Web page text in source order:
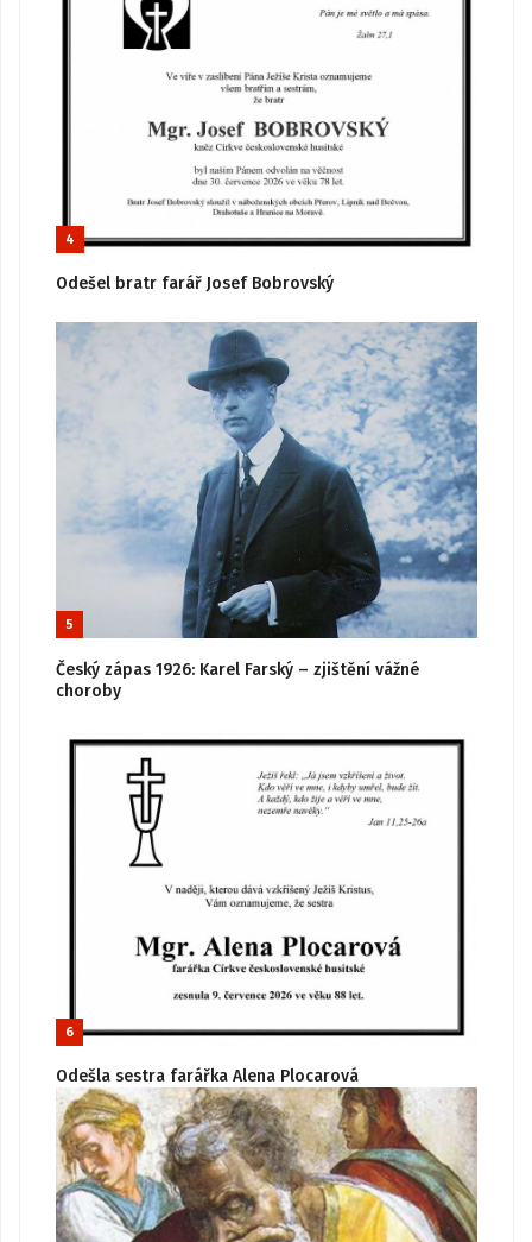
4
Odešel bratr farář Josef Bobrovský
5
Český zápas 1926: Karel Farský – zjištění vážné
choroby
6
Odešla sestra farářka Alena Plocarová